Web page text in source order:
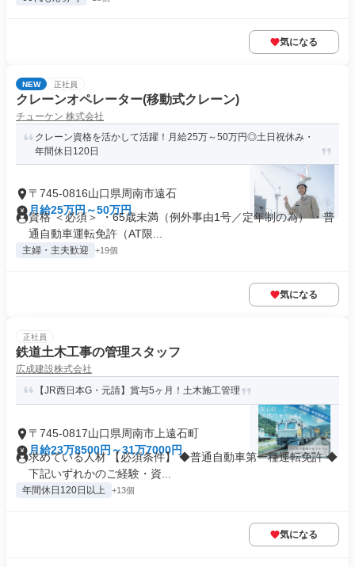
気になる
NEW 正社員
クレーンオペレーター(移動式クレーン)
チューケン 株式会社
クレーン資格を活かして活躍！月給25万～50万円◎土日祝休み・
年間休日120日
〒745-0816山口県周南市遠石
月給25万円～50万円
資格 ＜必須＞ ・65歳未満（例外事由1号／定年制の為） ・普
通自動車運転免許（AT限...
主婦・主夫歓迎 +19個
気になる
正社員
鉄道土木工事の管理スタッフ
広成建設株式会社
【JR西日本G・元請】賞与5ヶ月！土木施工管理
〒745-0817山口県周南市上遠石町
月給23万8500円～31万7000円
求めている人材 【必須条件】 ◆普通自動車第一種運転免許 ◆
下記いずれかのご経験・資...
年間休日120日以上 +13個
気になる